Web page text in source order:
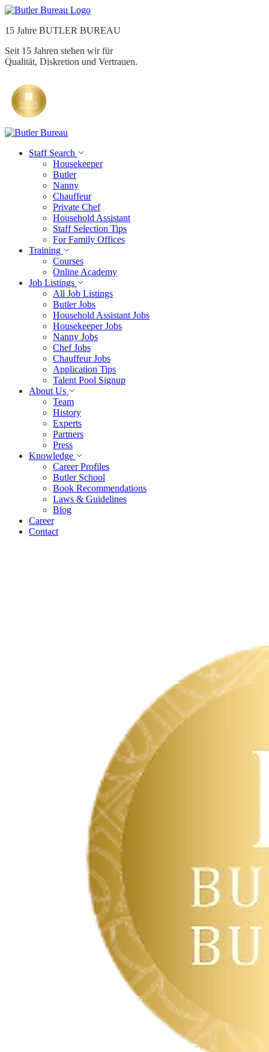
15 Jahre BUTLER BUREAU
Seit 15 Jahren stehen wir für
Qualität, Diskretion und Vertrauen.
Staff Search
Housekeeper
Butler
Nanny
Chauffeur
Private Chef
Household Assistant
Staff Selection Tips
For Family Offices
Training
Courses
Online Academy
Job Listings
All Job Listings
Butler Jobs
Household Assistant Jobs
Housekeeper Jobs
Nanny Jobs
Chef Jobs
Chauffeur Jobs
Application Tips
Talent Pool Signup
About Us
Team
History
Experts
Partners
Press
Knowledge
Career Profiles
Butler School
Book Recommendations
Laws & Guidelines
Blog
Career
Contact